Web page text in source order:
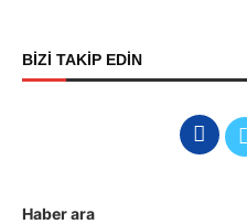
BİZİ TAKİP EDİN
Haber ara